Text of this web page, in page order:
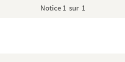
Notice 1 sur 1